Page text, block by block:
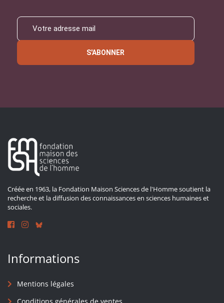
S'ABONNER
Créée en 1963, la Fondation Maison Sciences de l'Homme soutient la
recherche et la diffusion des connaissances en sciences humaines et
sociales.
Informations
Mentions légales